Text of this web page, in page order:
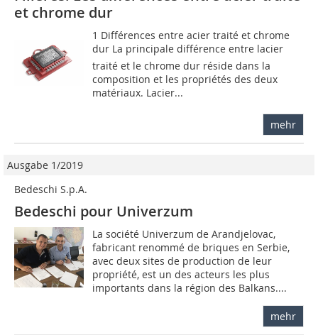
et chrome dur
1 Différences entre acier traité et chrome
dur La principale différence entre lacier
traité et le chrome dur réside dans la
composition et les propriétés des deux
matériaux. Lacier...
mehr
Ausgabe 1/2019
Bedeschi S.p.A.
Bedeschi pour Univerzum
La société Univerzum de Arandjelovac,
fabricant renommé de briques en Serbie,
avec deux sites de production de leur
propriété, est un des acteurs les plus
importants dans la région des Balkans....
mehr